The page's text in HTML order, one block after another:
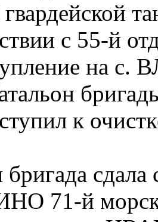
с 55-й
на
к
бригада
71-й